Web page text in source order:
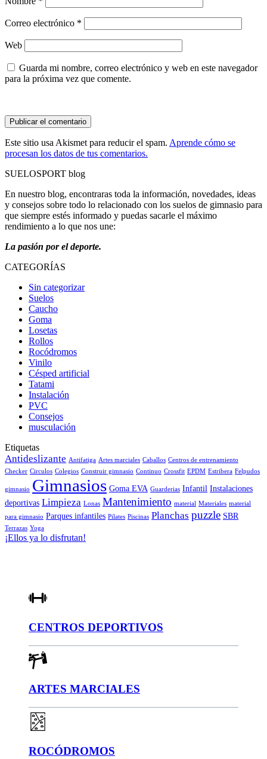
Correo electrónico *
Web
Guarda mi nombre, correo electrónico y web en este navegador
para la próxima vez que comente.
Este sitio usa Akismet para reducir el spam. Aprende cómo se
procesan los datos de tus comentarios.
SUELOSPORT blog
En nuestro blog, encontraras toda la información, novedades, ideas
y consejos sobre todo lo relacionado con los suelos de gimnasio para
que siempre estés informado y puedas sacarle el máximo
rendimiento a lo que nos une:
La pasión por el deporte.
CATEGORÍAS
Sin categorizar
Suelos
Caucho
Goma
Losetas
Rollos
Rocódromos
Vinilo
Césped artificial
Tatami
Instalación
PVC
Consejos
musculación
Etiquetas
Antideslizante Antifatiga Artes marciales Caballos Centros de entrenamiento
Checker Circulos Colegios Construir gimnasio Continuo Crossfit EPDM Estribera Felpudos
gimnasio Gimnasios Goma EVA Guarderias Infantil Instalaciones
deportivas Limpieza Lonas Mantenimiento material Materiales material
para gimnasio Parques infantiles Pilates Piscinas Planchas puzzle SBR
Terrazas Yoga
¡Ellos ya lo disfrutan!
CENTROS DEPORTIVOS
ARTES MARCIALES
ROCÓDROMOS